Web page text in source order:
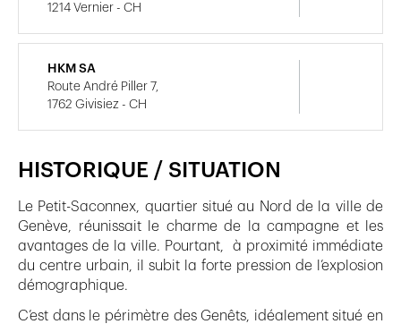
HISTORIQUE / SITUATION
Le Petit-Saconnex, quartier situé au Nord de la ville de
Genève, réunissait le charme de la campagne et les
avantages de la ville. Pourtant, à proximité immédiate
du centre urbain, il subit la forte pression de l’explosion
démographique.
C’est dans le périmètre des Genêts, idéalement situé en
1214 Vernier - CH
HKM SA
Route André Piller 7,
1762 Givisiez - CH